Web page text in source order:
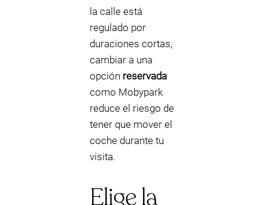
la calle está
regulado por
duraciones cortas,
cambiar a una
opción reservada
como Mobypark
reduce el riesgo de
tener que mover el
coche durante tu
visita.
Elige la